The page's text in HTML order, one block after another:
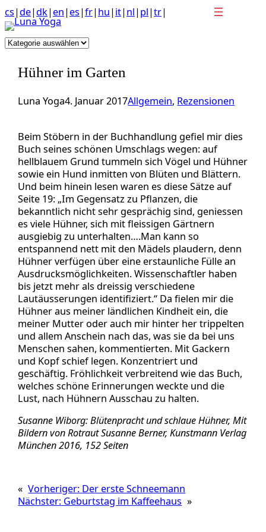
Anchor
link
to
top
page
Zum
Inhalt
springen
cs|de|dk| en| es|fr| hu| it| nl| pl|tr|
Kategorien
Hühner im Garten
Luna Yoga4. Januar 2017Allgemein, Rezensionen
Beim Stöbern in der Buchhandlung gefiel mir dies
Buch seines schönen Umschlags wegen: auf
hellblauem Grund tummeln sich Vögel und Hühner
sowie ein Hund inmitten von Blüten und Blättern.
Und beim hinein lesen waren es diese Sätze auf
Seite 19: „Im Gegensatz zu Pflanzen, die
bekanntlich nicht sehr gesprächig sind, geniessen
es viele Hühner, sich mit fleissigen Gärtnern
ausgiebig zu unterhalten….Man kann so
entspannend nett mit den Mädels plaudern, denn
Hühner verfügen über eine erstaunliche Fülle an
Ausdrucksmöglichkeiten. Wissenschaftler haben
bis jetzt mehr als dreissig verschiedene
Lautäusserungen identifiziert.“ Da fielen mir die
Hühner aus meiner ländlichen Kindheit ein, die
meiner Mutter oder auch mir hinter her trippelten
und allem Anschein nach das, was sie da bei uns
Menschen sahen, kommentierten. Mit Gackern
und Kopf schief legen. Konzentriert und
geschäftig. Fröhlichkeit verbreitend wie das Buch,
welches schöne Erinnerungen weckte und die
Lust, nach Hühnern Ausschau zu halten.
Susanne Wiborg: Blütenpracht und schlaue Hühner, Mit
Bildern von Rotraut Susanne Berner, Kunstmann Verlag
München 2016, 152 Seiten
« Vorheriger: Der erste Schneemann
Nächster: Geburtstag im Kaffeehaus »